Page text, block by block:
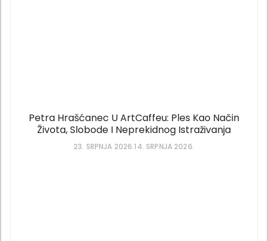
Petra Hrašćanec U ArtCaffeu: Ples Kao Način
Života, Slobode I Neprekidnog Istraživanja
23. SRPNJA 2026.14. SRPNJA 2026.